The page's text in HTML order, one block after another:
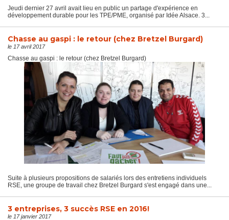
Jeudi dernier 27 avril avait lieu en public un partage d'expérience en
développement durable pour les TPE/PME, organisé par Idée Alsace. 3...
Chasse au gaspi : le retour (chez Bretzel Burgard)
le 17 avril 2017
Chasse au gaspi : le retour (chez Bretzel Burgard)
Suite à plusieurs propositions de salariés lors des entretiens individuels
RSE, une groupe de travail chez Bretzel Burgard s'est engagé dans une...
3 entreprises, 3 succès RSE en 2016!
le 17 janvier 2017